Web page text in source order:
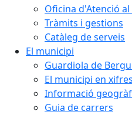
Oficina d'Atenció
Tràmits i gestions
Catàleg de serveis
El municipi
Guardiola de
El municipi en xifres
Informació
Guia de carrers